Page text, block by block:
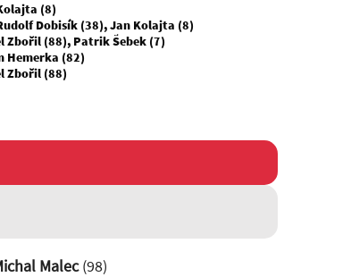
(8)
Dobisík (38),Jan Kolajta (8)
Zbořil (88), Patrik Šebek (7)
Hemerka (82)
Zbořil (88)
Malec(98)